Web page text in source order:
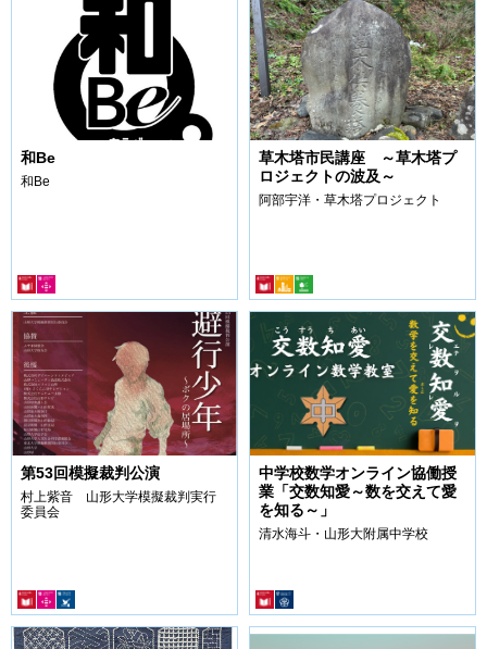
和Be
和Be
草木塔市民講座 ～草木塔プ
ロジェクトの波及～
阿部宇洋・草木塔プロジェクト
第53回模擬裁判公演
村上紫音 山形大学模擬裁判実行
委員会
中学校数学オンライン協働授
業「交数知愛～数を交えて愛
を知る～」
清水海斗・山形大附属中学校